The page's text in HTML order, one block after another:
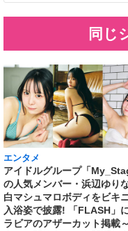
同じ
エンタメ
アイドルグループ「
の人気メンバー・浜辺ゆり
白マシュマロボディをビキ
入浴姿で披露! 「FLASH」
ラビアのアザーカット掲載